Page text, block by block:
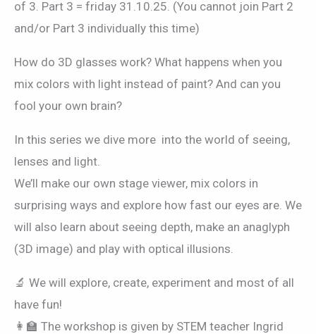
of 3. Part 3 = friday 31.10.25. (You cannot join Part 2
and/or Part 3 individually this time)
How do 3D glasses work? What happens when you
mix colors with light instead of paint? And can you
fool your own brain?
In this series we dive more into the world of seeing,
lenses and light.
We’ll make our own stage viewer, mix colors in
surprising ways and explore how fast our eyes are. We
will also learn about seeing depth, make an anaglyph
(3D image) and play with optical illusions.
🔬 We will explore, create, experiment and most of all
have fun!
👩‍🏫 The workshop is given by STEM teacher Ingrid